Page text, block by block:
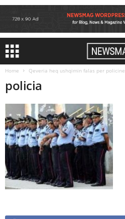
Home Qeveria heq ushqimin falas per policine
policia